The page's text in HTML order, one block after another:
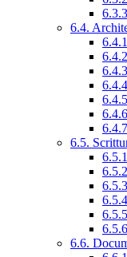
6.4.
6.5.
6.6.